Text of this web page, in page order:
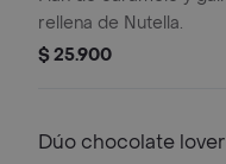
rellena de Nutella.
$ 25.900
Dúo chocolate lover